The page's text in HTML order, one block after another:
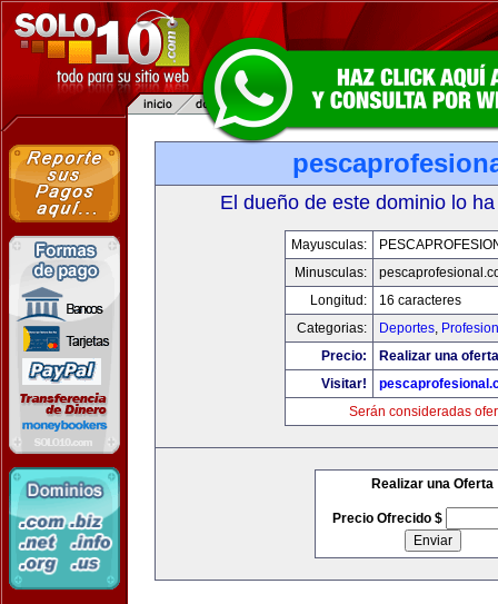
El dueño de este dominio lo
Mayusculas:
Minusculas:
Longitud:
16 caracteres
Categorias:
Deportes,
Precio:
Realizar una
Visitar!
Serán consideradas
Realizar una Oferta
Precio Ofrecido $